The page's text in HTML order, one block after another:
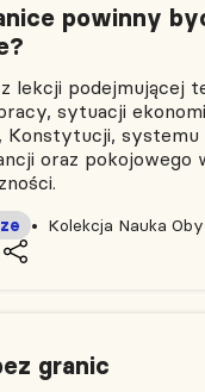
powinny
lekcji podejmującej
sytuacji
Konstytucji, systemu
oraz pokojowego
Kolekcja Nauka
granic